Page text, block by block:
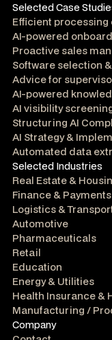
Selected Case
Efficient
AI-powered
Proactive sales
Software selection
Advice for
AI-powered
AI visibility
Structuring AI
AI Strategy &
Automated data
Selected Industries
Real Estate &
Finance & Payments
Logistics &
Automotive
Pharmaceuticals
Retail
Education
Energy & Utilities
Health Insurance &
Manufacturing /
Company